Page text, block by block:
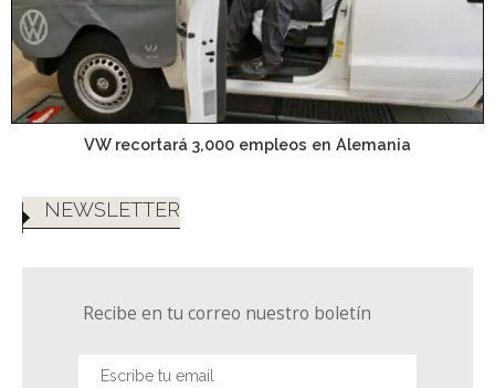
VW recortará 3,000 empleos en Alemania
NEWSLETTER
Recibe en tu correo nuestro boletín